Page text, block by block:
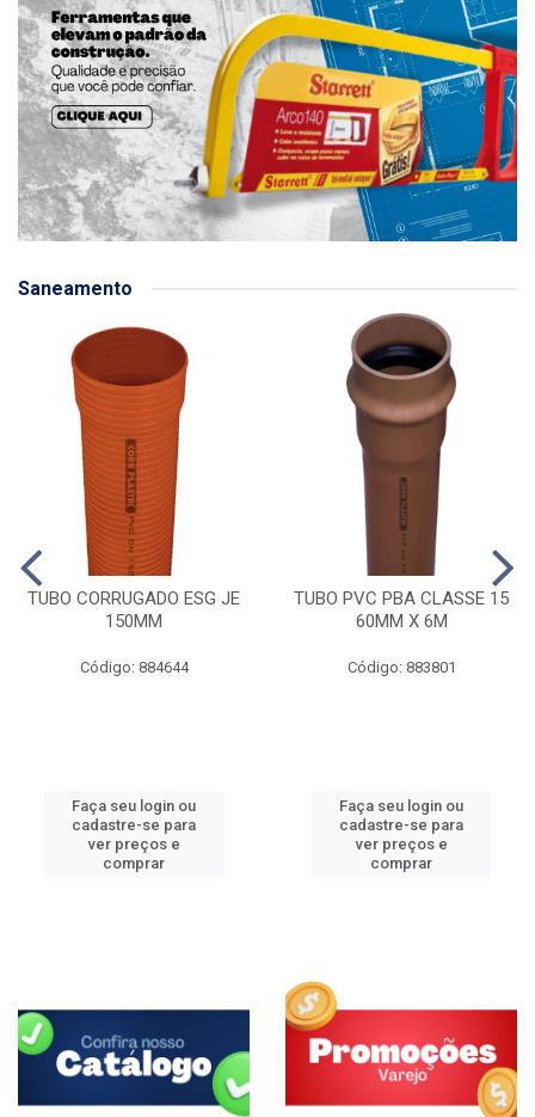
Saneamento
TUBO CORRUGADO ESG JE
150MM
Código: 884644
Faça seu login ou
cadastre-se para
ver preços e
comprar
TUBO PVC PBA CLASSE 15
60MM X 6M
Código: 883801
Faça seu login ou
cadastre-se para
ver preços e
comprar